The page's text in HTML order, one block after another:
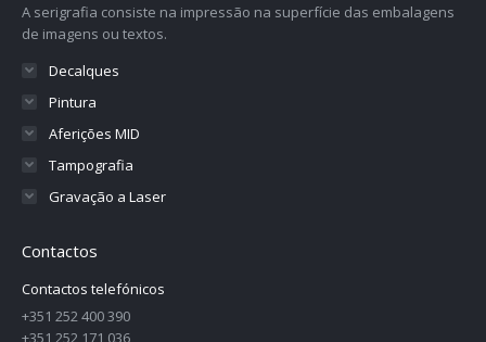
A serigrafia consiste na impressão na superfície das embalagens
de imagens ou textos.
Decalques
Pintura
Aferições MID
Tampografia
Gravação a Laser
Contactos
Contactos telefónicos
+351 252 400 390
+351 252 171 036